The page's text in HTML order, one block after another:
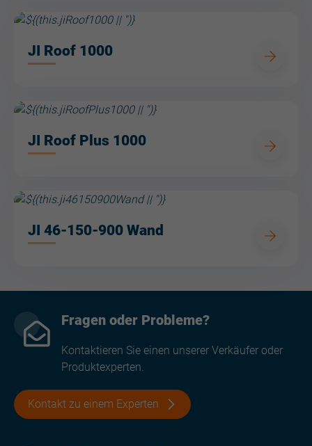
JI Roof 1000
JI Roof Plus 1000
JI 46-150-900 Wand
Fragen oder Probleme?
Kontaktieren Sie einen unserer Verkäufer oder
Produktexperten.
Kontakt zu einem Experten